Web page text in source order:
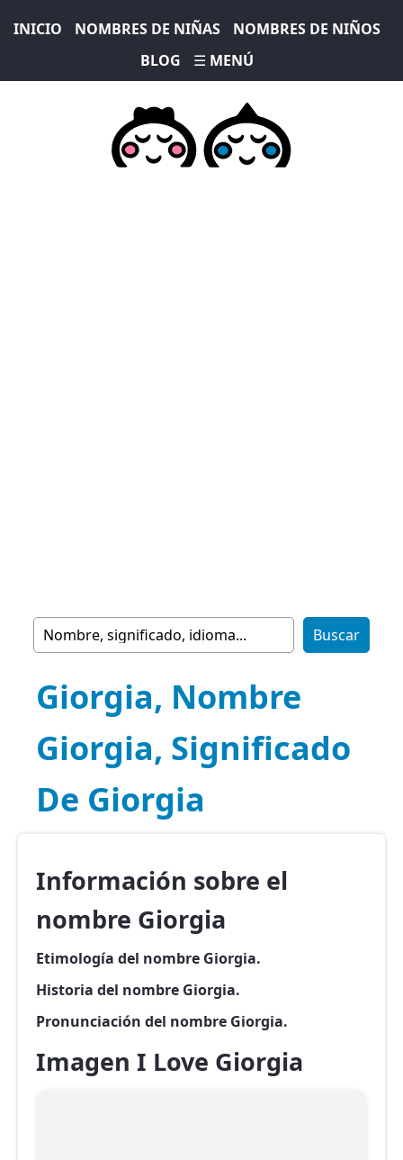
INICIO NOMBRES DE NIÑAS
NOMBRES DE NIÑOS
BLOG
☰ MENÚ
Giorgia, Nombre
Giorgia, Significado
De Giorgia
Información sobre el
nombre Giorgia
Etimología del nombre Giorgia.
Historia del nombre Giorgia.
Pronunciación del nombre Giorgia.
Imagen I Love Giorgia